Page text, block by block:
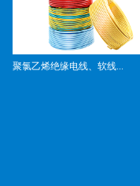
聚氯乙烯绝缘电线、软线...